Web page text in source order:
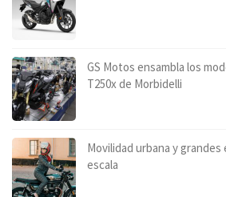
GS Motos ensambla los
T250x de Morbidelli
Movilidad urbana y
escala